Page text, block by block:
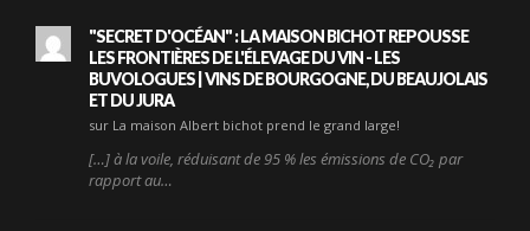
"SECRET D'OCÉAN" : LA MAISON BICHOT REPOUSSE
LES FRONTIÈRES DE L'ÉLEVAGE DU VIN - LES
BUVOLOGUES | VINS DE BOURGOGNE, DU BEAUJOLAIS
ET DU JURA
sur La maison Albert bichot prend le grand large!
[…] à la voile, réduisant de 95 % les émissions de CO₂ par
rapport au…